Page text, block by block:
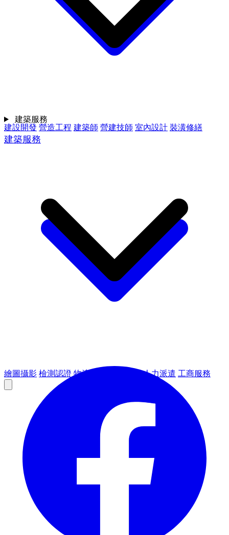
建設開發 營造工程 建築師 營建技師 室內設計 裝潢修繕
建築服務
繪圖攝影 檢測認證 物流倉儲 人力派遣 工商服務
建築服務